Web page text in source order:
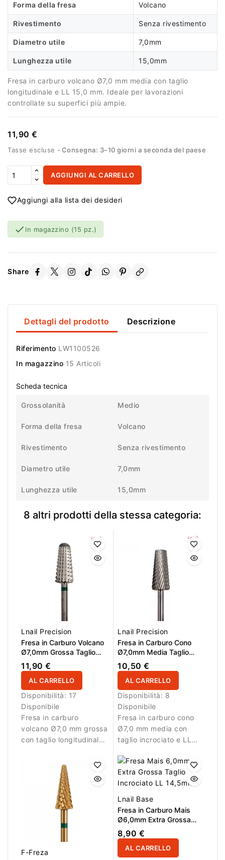
Forma della fresa Volcano
Rivestimento Senza rivestimento
Diametro utile 7,0mm
Lunghezza utile 15,0mm
Fresa in carburo volcano Ø7,0 mm media con taglio
longitudinale e LL 15,0 mm. Ideale per lavorazioni
controllate su superfici più ampie.
11,90 €
Tasse escluse Consegna: 3–10 giorni a seconda del paese
AGGIUNGI AL CARRELLO
Aggiungi alla lista dei desideri
 In magazzino (15 pz.)
Share
Dettagli del prodotto Descrizione
Riferimento LW1100526
In magazzino 15 Articoli
Scheda tecnica
Grossolanità Medio
Forma della fresa Volcano
Rivestimento Senza rivestimento
Diametro utile 7,0mm
Lunghezza utile 15,0mm
8 altri prodotti della stessa categoria:
Lnail Precision
Fresa in Carburo Volcano
Ø7,0mm Grossa Taglio
Longitudinale LL 15,0mm
11,90 €
AL CARRELLO
Disponibilità: 17
Disponibile
Fresa in carburo
volcano Ø7,0 mm grossa
con taglio longitudinale
per rimozione rapida del
Lnail Precision
Fresa in Carburo Cono
Ø7,0mm Media Taglio
Incrociato LL 15,0mm L/R
10,50 €
AL CARRELLO
Disponibilità: 8
Disponibile
Fresa in carburo cono
Ø7,0 mm media con
taglio incrociato e LL
lavorazioni controllate.
F-Freza
Lnail Base
Fresa in Carburo Mais
Ø6,0mm Extra Grossa
Taglio Incrociato LL
14,5mm
8,90 €
AL CARRELLO